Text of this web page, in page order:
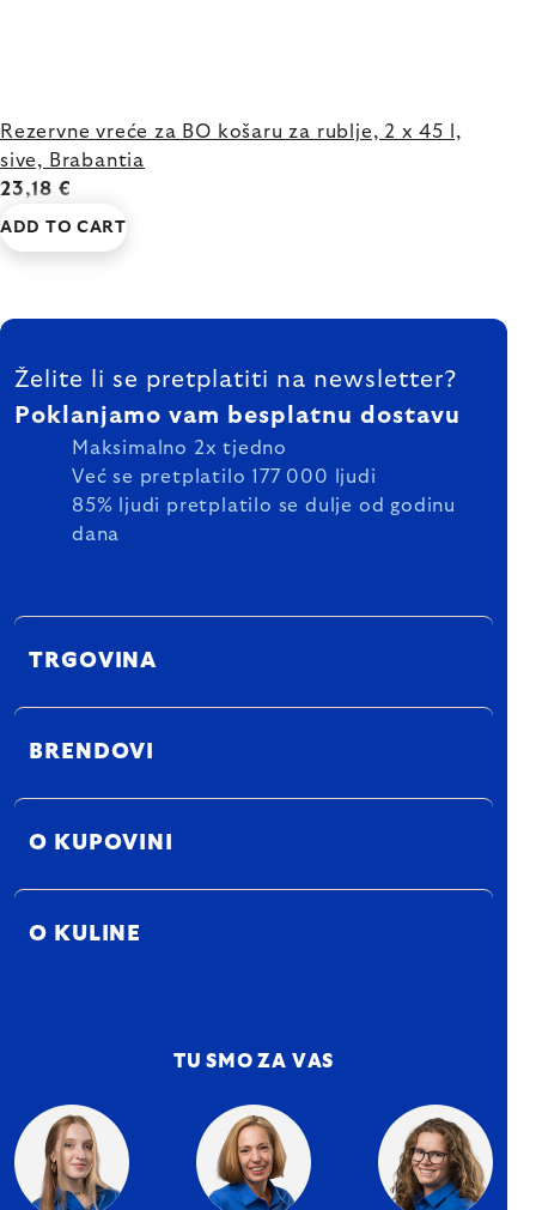
Rezervne vreće za BO košaru za rublje, 2 x 45 l,
sive, Brabantia
23,18 €
ADD TO CART
FOOTER
Želite li se pretplatiti na newsletter?
Poklanjamo vam besplatnu dostavu
Maksimalno 2x tjedno
Već se pretplatilo 177 000 ljudi
85% ljudi pretplatilo se dulje od godinu
dana
TRGOVINA
BRENDOVI
O KUPOVINI
O KULINE
TU SMO ZA VAS